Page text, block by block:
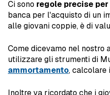
Ci sono regole precise
banca per l'acquisto di un
alle giovani coppie, è di
Come dicevamo nel nostro
utilizzare gli strumenti di
ammortamento, calcolare
Inoltre va ricordato che i